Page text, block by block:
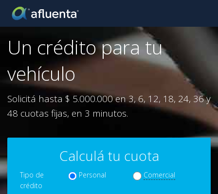
Un crédito para tu
vehículo
Solicitá hasta $ 5.000.000 en 3, 6, 12, 18, 24, 36 y
48 cuotas fijas, en 3 minutos.
Calculá tu cuota
Tipo de
crédito
Personal Comercial